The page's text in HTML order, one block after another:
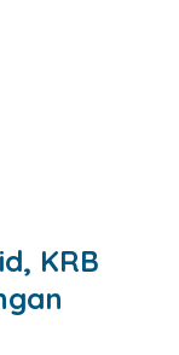
KRB